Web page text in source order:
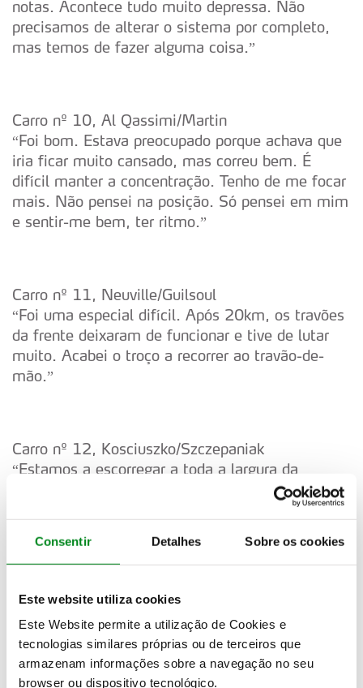
Consentir Detalhes Sobre os cookies
Este website utiliza cookies
Este Website permite a utilização de Cookies e
tecnologias similares próprias ou de terceiros que
armazenam informações sobre a navegação no seu
browser ou dispositivo tecnológico.
notas. Acontece tudo muito depressa. Não
precisamos de alterar o sistema por completo,
mas temos de fazer alguma coisa.”
Carro nº 10, Al Qassimi/Martin
“Foi bom. Estava preocupado porque achava que
iria ficar muito cansado, mas correu bem. É
difícil manter a concentração. Tenho de me focar
mais. Não pensei na posição. Só pensei em mim
e sentir-me bem, ter ritmo.”
Carro nº 11, Neuville/Guilsoul
“Foi uma especial difícil. Após 20km, os travões
da frente deixaram de funcionar e tive de lutar
muito. Acabei o troço a recorrer ao travão-de-
mão.”
Carro nº 12, Kosciuszko/Szczepaniak
“Estamos a escorregar a toda a largura da
estrada. Não estou a conseguir controlar. É muito
difícil. Após alguns quilómetros parece que
Vamos ver o que podemos fazer.”
Carro nº 15, Kuipers/Buysmans
“Foi divertido. Tivemos alguns problemas de
caixa em metade da especial, Troço difícil,
rápido. Vamos ver como corre à tarde.”